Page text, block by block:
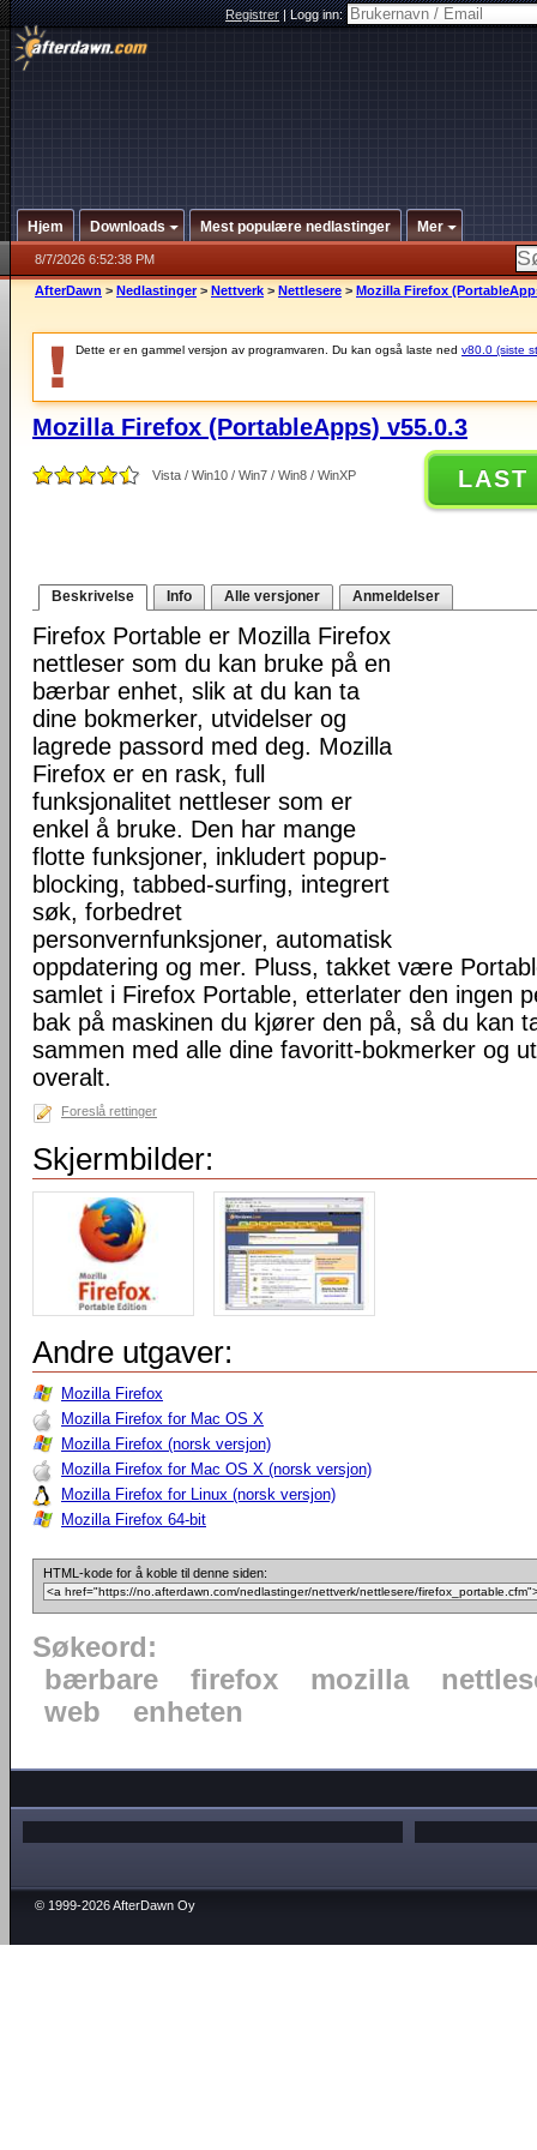
Registrer|Logg inn:
Hjem Downloads Mest populære nedlastinger Mer
8/7/2026 6:52:38 PM
AfterDawn > Nedlastinger > Nettverk > Nettlesere > Mozilla Firefox
Dette er en gammel versjon av programvaren. Du kan også laste ned v80.0 (siste
Mozilla Firefox (PortableApps) v55.0.3
Vista / Win10 / Win7 / Win8 / WinXP LAST
Beskrivelse Info Alle versjoner Anmeldelser
Firefox Portable er Mozilla Firefox
nettleser som du kan bruke på en
bærbar enhet, slik at du kan ta
dine bokmerker, utvidelser og
lagrede passord med deg. Mozilla
Firefox er en rask, full
funksjonalitet nettleser som er
enkel å bruke. Den har mange
flotte funksjoner, inkludert popup-
blocking, tabbed-surfing, integrert
søk, forbedret
personvernfunksjoner, automatisk
oppdatering og mer. Pluss, takket være
samlet i Firefox Portable, etterlater den ingen
bak på maskinen du kjører den på, så du kan
sammen med alle dine favoritt-bokmerker og
overalt.
Foreslå rettinger
Skjermbilder:
Andre utgaver:
Mozilla Firefox
Mozilla Firefox for Mac OS X
Mozilla Firefox (norsk versjon)
Mozilla Firefox for Mac OS X (norsk versjon)
Mozilla Firefox for Linux (norsk versjon)
Mozilla Firefox 64-bit
HTML-kode for å koble til denne siden:
Søkeord:
bærbare
firefox mozilla
web
enheten
© 1999-2026 AfterDawn Oy